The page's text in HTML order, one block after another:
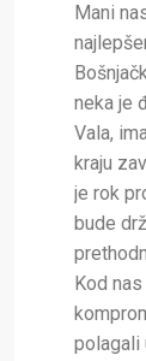
Mani
neka je
Vala,
kraju
je rok
bude
Kod
polagali